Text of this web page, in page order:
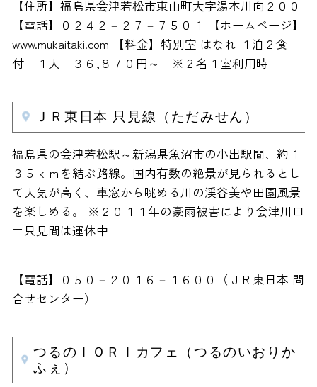
【住所】福島県会津若松市東山町大字湯本川向２００
【電話】０２４２－２７－７５０１ 【ホームページ】
www.mukaitaki.com 【料金】特別室 はなれ １泊２食
付 １人 ３６,８７０円～ ※２名１室利用時
ＪＲ東日本 只見線（ただみせん）
福島県の会津若松駅～新潟県魚沼市の小出駅間、約１
３５ｋｍを結ぶ路線。国内有数の絶景が見られるとし
て人気が高く、車窓から眺める川の渓谷美や田園風景
を楽しめる。 ※２０１１年の豪雨被害により会津川口
＝只見間は運休中
【電話】０５０－２０１６－１６００（ＪＲ東日本 問
合せセンター）
つるのＩＯＲＩカフェ（つるのいおりか
ふぇ）